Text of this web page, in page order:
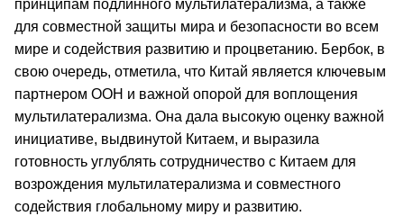
принципам подлинного мультилатерализма, а также
для совместной защиты мира и безопасности во всем
мире и содействия развитию и процветанию. Бербок, в
свою очередь, отметила, что Китай является ключевым
партнером ООН и важной опорой для воплощения
мультилатерализма. Она дала высокую оценку важной
инициативе, выдвинутой Китаем, и выразила
готовность углублять сотрудничество с Китаем для
возрождения мультилатерализма и совместного
содействия глобальному миру и развитию.